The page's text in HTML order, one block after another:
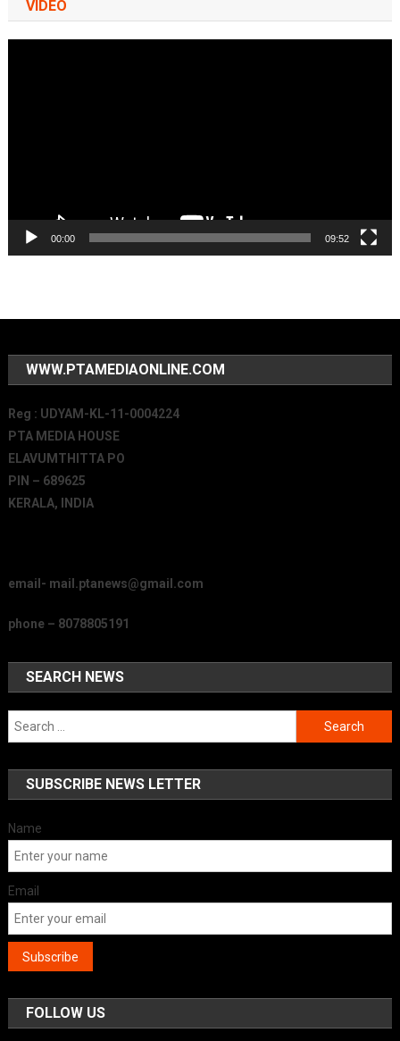
VIDEO
00:00 09:52
WWW.PTAMEDIAONLINE.COM
Reg : UDYAM-KL-11-0004224
PTA MEDIA HOUSE
ELAVUMTHITTA PO
PIN – 689625
KERALA, INDIA
email- mail.ptanews@gmail.com
phone – 8078805191
SEARCH NEWS
Search
for:
SUBSCRIBE NEWS LETTER
Name
Email
FOLLOW US